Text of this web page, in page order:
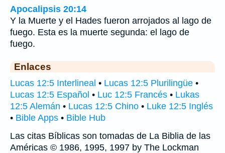
Apocalipsis 20:14
Y la Muerte y el Hades fueron arrojados al lago de
fuego. Esta es la muerte segunda: el lago de
fuego.
Enlaces
Lucas 12:5 Interlineal • Lucas 12:5 Plurilingüe •
Lucas 12:5 Español • Luc 12:5 Francés • Lukas
12:5 Alemán • Lucas 12:5 Chino • Luke 12:5 Inglés
• Bible Apps • Bible Hub
Las citas Bíblicas son tomadas de La Biblia de las
Américas © 1986, 1995, 1997 by The Lockman